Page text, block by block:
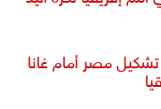
مصر أمام غانا